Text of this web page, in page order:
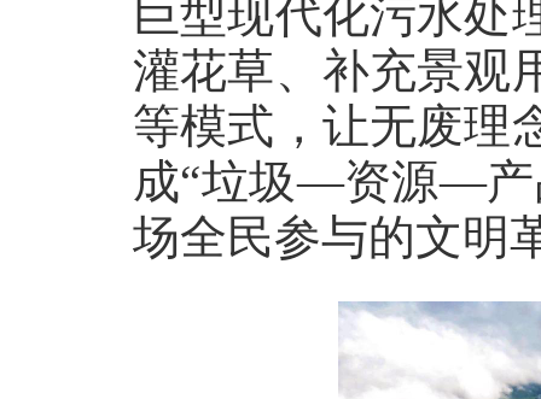
巨型现代化污水处
灌花草、补充景观
等模式，让无废理
成“垃圾—资源—产
场全民参与的文明